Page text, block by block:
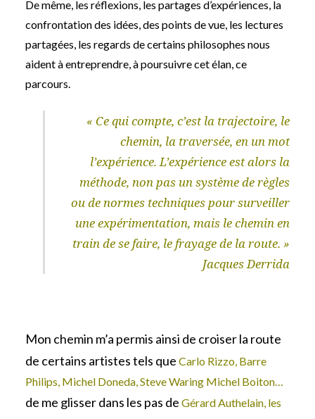
De même, les réflexions, les partages d’expériences, la
confrontation des idées, des points de vue, les lectures
partagées, les regards de certains philosophes nous
aident à entreprendre, à poursuivre cet élan, ce
parcours.
« Ce qui compte, c’est la trajectoire, le
chemin, la traversée, en un mot
l’expérience. L’expérience est alors la
méthode, non pas un système de règles
ou de normes techniques pour surveiller
une expérimentation, mais le chemin en
train de se faire, le frayage de la route. »
Jacques Derrida
Mon chemin m’a permis ainsi de croiser la route
de certains artistes tels que Carlo Rizzo, Barre
Philips, Michel Doneda, Steve Waring Michel Boiton…
de me glisser dans les pas de Gérard Authelain, les